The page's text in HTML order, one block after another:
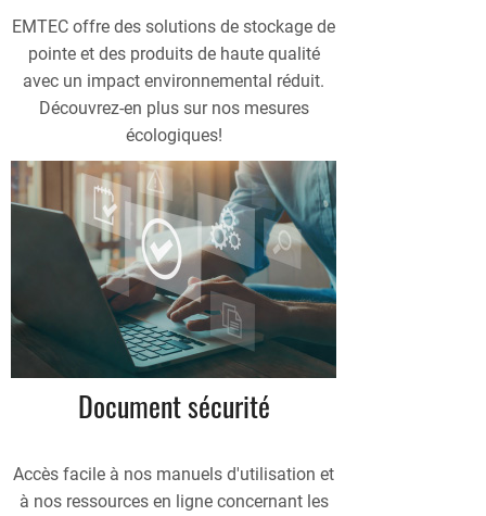
EMTEC offre des solutions de stockage de
pointe et des produits de haute qualité
avec un impact environnemental réduit.
Découvrez-en plus sur nos mesures
écologiques!
Document sécurité
Accès facile à nos manuels d'utilisation et
à nos ressources en ligne concernant les